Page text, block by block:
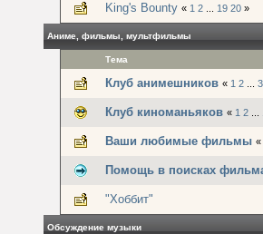
King's Bounty « 1 2 19 20 »
Аниме, фильмы, мультфильмы
Тема
Клуб анимешников « 1 2
Клуб киноманьяков « 1 2
Ваши любимые фильмы «
Помощь в поисках
"Хоббит"
Обсуждение музыки